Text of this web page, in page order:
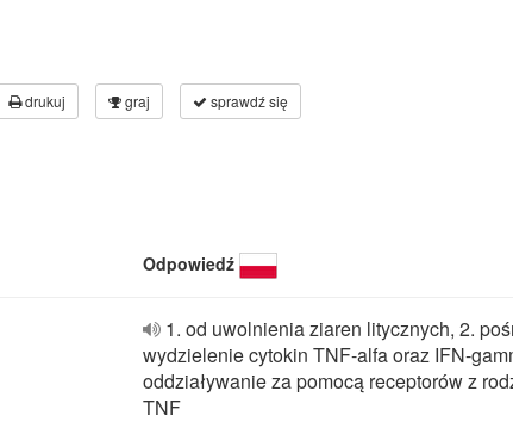
drukuj graj sprawdź się
Odpowiedź
1. od uwolnienia ziaren litycznych, 2.
wydzielenie cytokin TNF-alfa oraz IFN-
oddziaływanie za pomocą receptorów z
TNF